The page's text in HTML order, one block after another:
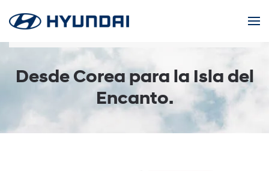
Skip to main content
Desde Corea para la Isla del
Encanto.